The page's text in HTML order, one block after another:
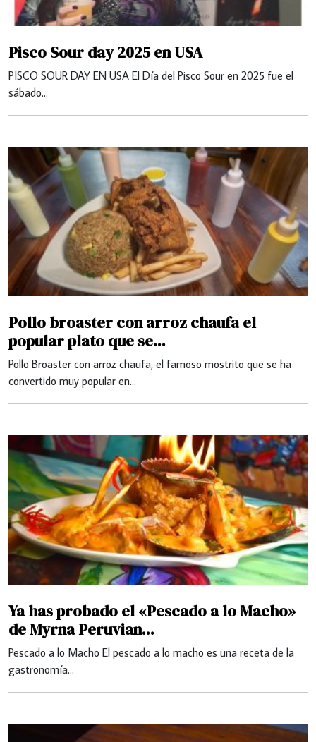
Pisco Sour day 2025 en USA
PISCO SOUR DAY EN USA El Día del Pisco Sour en 2025 fue el
sábado…
Pollo broaster con arroz chaufa el
popular plato que se...
Pollo Broaster con arroz chaufa, el famoso mostrito que se ha
convertido muy popular en…
Ya has probado el «Pescado a lo Macho»
de Myrna Peruvian...
Pescado a lo Macho El pescado a lo macho es una receta de la
gastronomía…